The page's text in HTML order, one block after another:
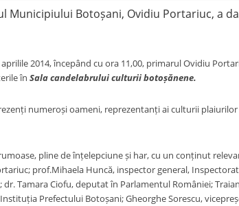
Municipiului Botoșani, Ovidiu Portariuc, a
aprilile 2014, începând cu ora 11,00, primarul Ovidiu
în Sala candelabrului culturii botoșănene.
numeroși oameni, reprezentanți ai culturii
pline de înțelepciune și har, cu un conținut
prof.Mihaela Huncă, inspector general,
dr. Tamara Ciofu, deputat în Parlamentul României;
Prefectului Botoșani; Gheorghe Sorescu,